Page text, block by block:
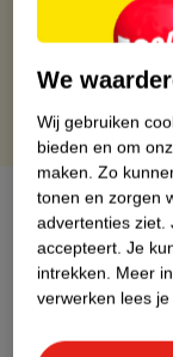
Gratis
Gratis punten
Over dit
We
Wij gebruiken
bieden en om
maken. Zo
tonen en zorgen
advertenties ziet.
accepteert. Je
intrekken. Meer
verwerken lees